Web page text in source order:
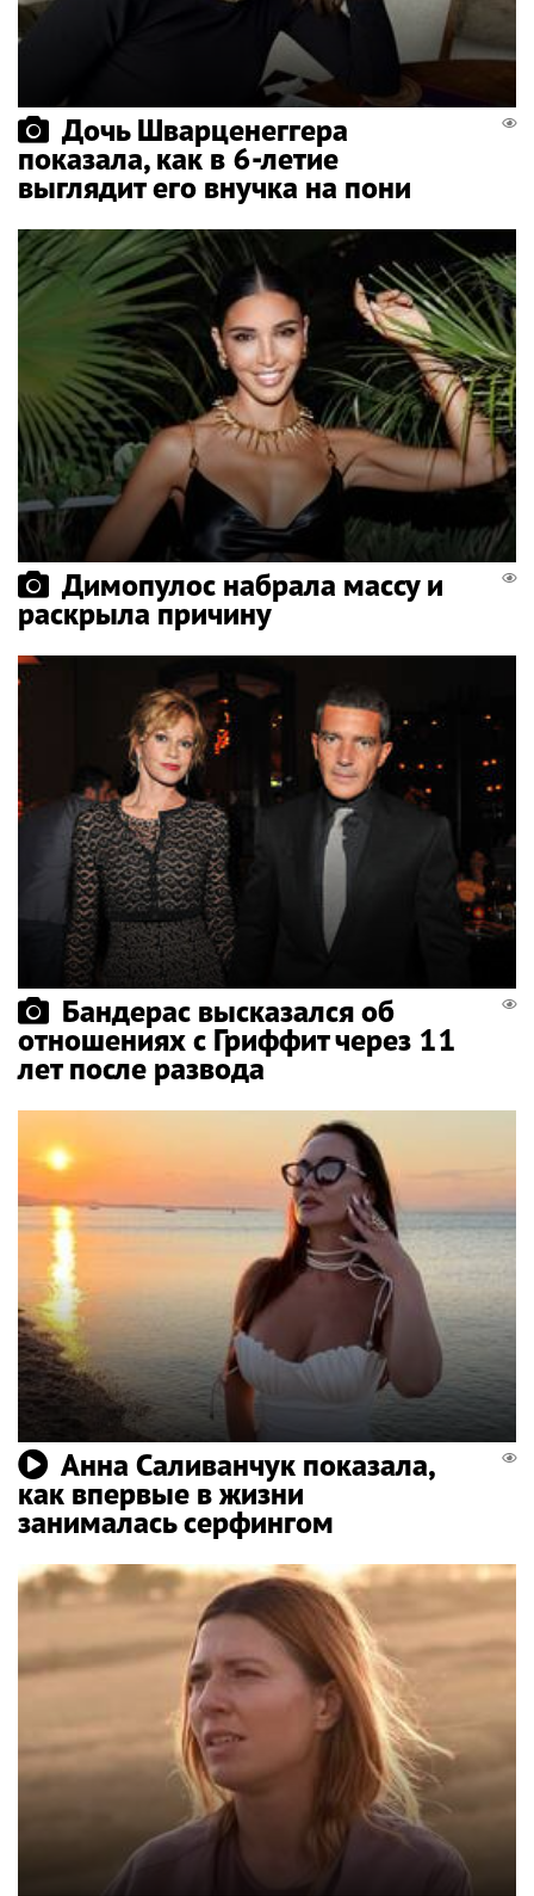
Дочь Шварценеггера
показала, как в 6-летие
выглядит его внучка на пони
Димопулос набрала массу и
раскрыла причину
Бандерас высказался об
отношениях с Гриффит через 11
лет после развода
Анна Саливанчук показала,
как впервые в жизни
занималась серфингом